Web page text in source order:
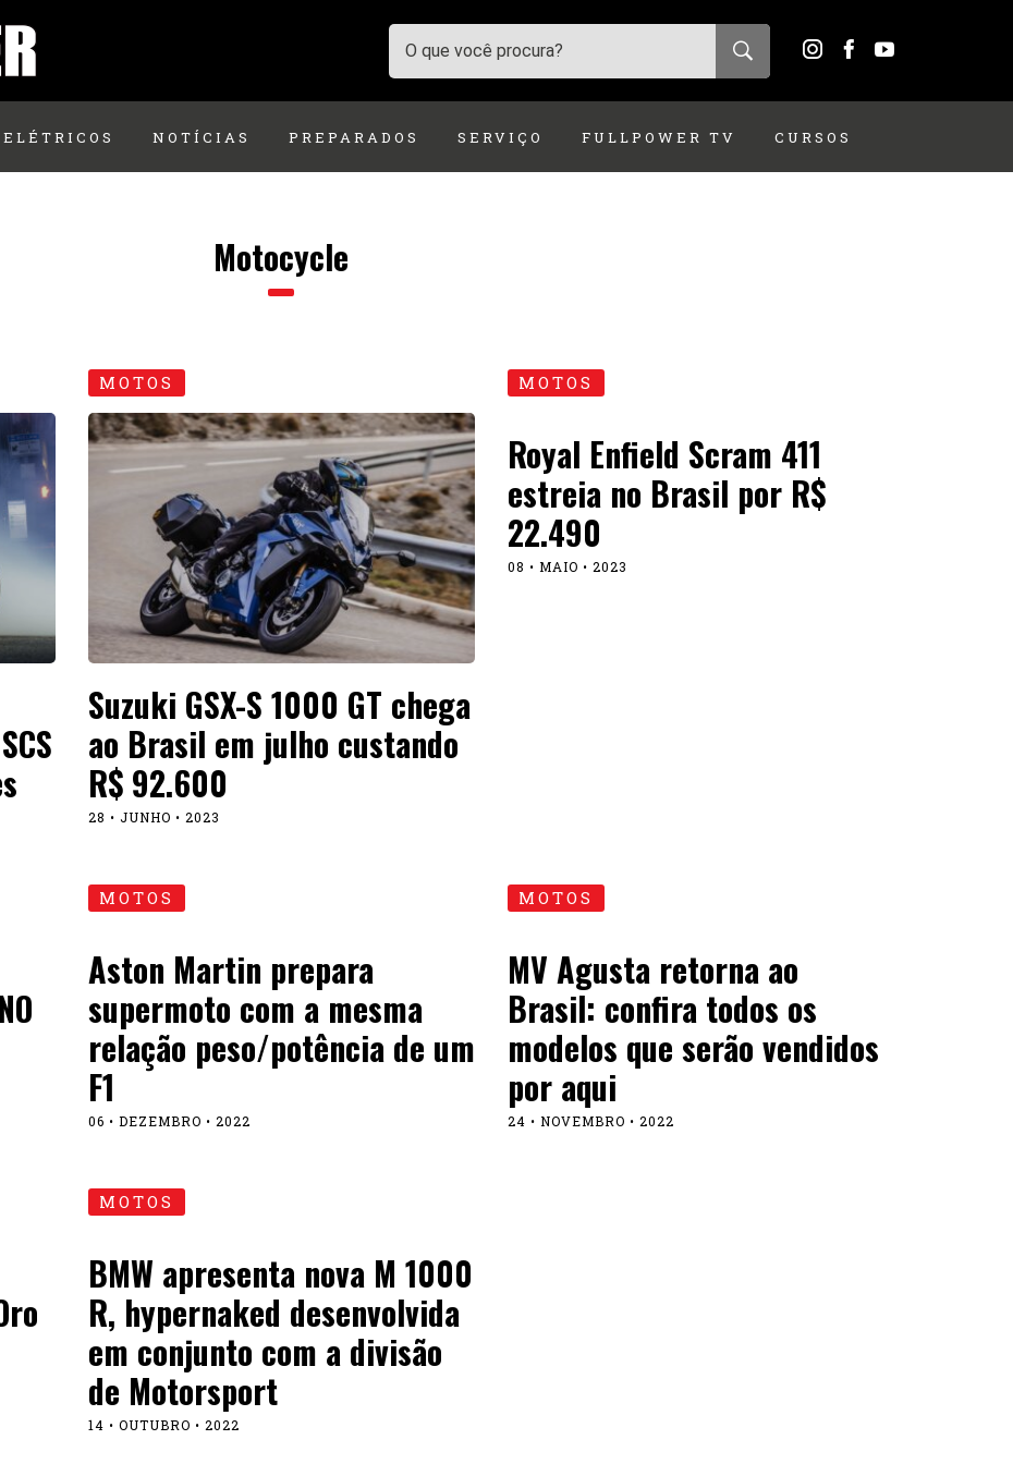
ELÉTRICOS NOTÍCIAS PREPARADOS SERVIÇO FULLPOWER TV CURSOS
Motocycle
MOTOS
Suzuki GSX-S 1000 GT chega
ao Brasil em julho custando
R$ 92.600
28 • JUNHO • 2023
MOTOS
Royal Enfield Scram 411
estreia no Brasil por R$
22.490
08 • MAIO • 2023
MOTOS
Aston Martin prepara
supermoto com a mesma
relação peso/potência de um
F1
06 • DEZEMBRO • 2022
MOTOS
MV Agusta retorna ao
Brasil: confira todos os
modelos que serão vendidos
por aqui
24 • NOVEMBRO • 2022
MOTOS
BMW apresenta nova M 1000
R, hypernaked desenvolvida
em conjunto com a divisão
de Motorsport
14 • OUTUBRO • 2022